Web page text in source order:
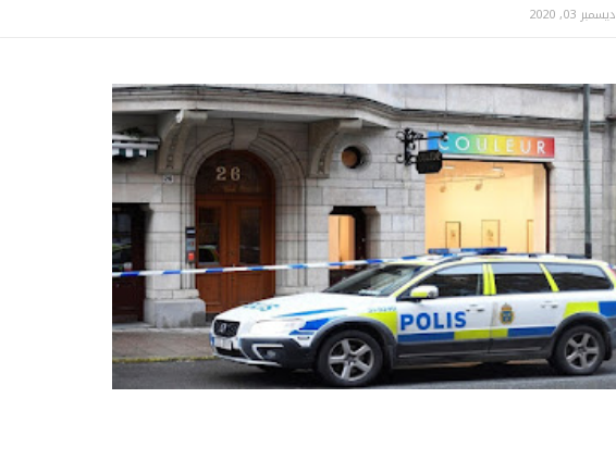
ديسمبر 03, 2020